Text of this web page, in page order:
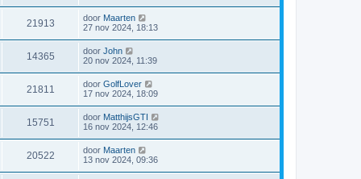
21913 door Maarten
27 nov 2024, 18:13
14365 door John
20 nov 2024, 11:39
21811 door GolfLover
17 nov 2024, 18:09
15751 door MatthijsGTI
16 nov 2024, 12:46
20522 door Maarten
13 nov 2024, 09:36